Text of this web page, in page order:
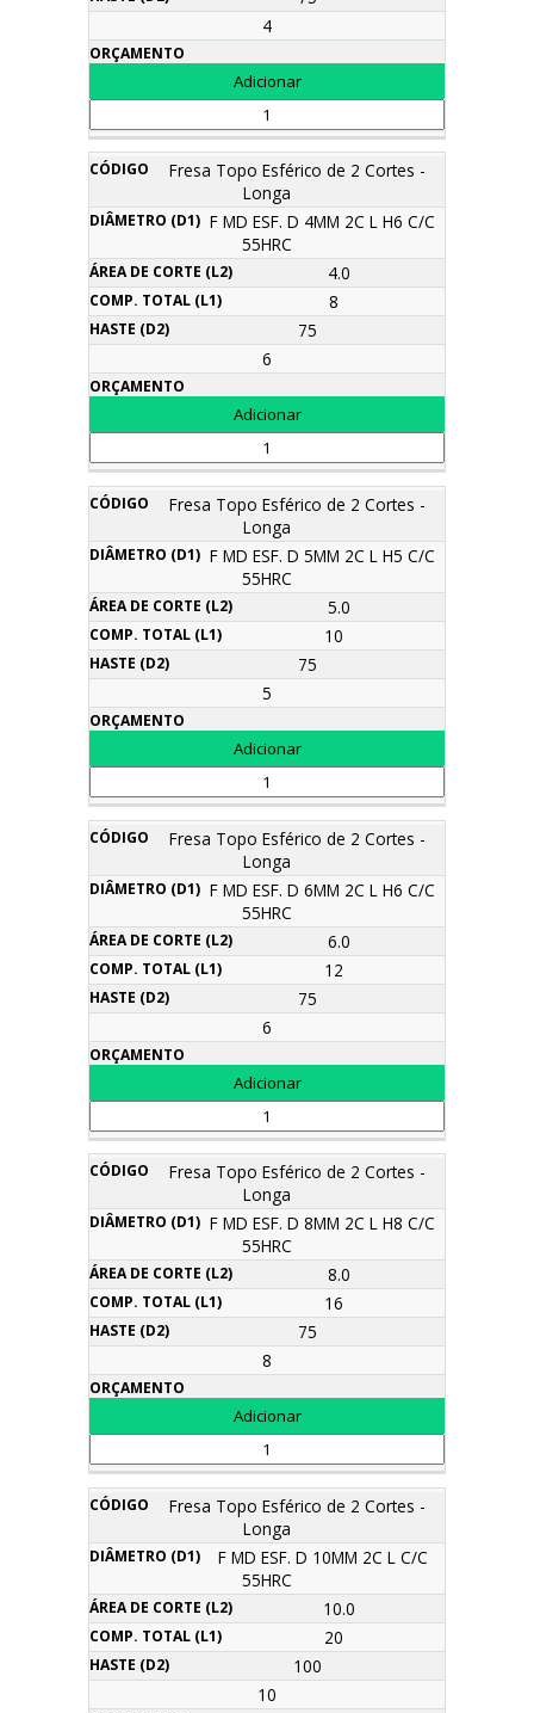
4
Fresa Topo Esférico de 2 Cortes -
Longa
F MD ESF. D 4MM 2C L H6 C/C
55HRC
4.0
8
75
6
Fresa Topo Esférico de 2 Cortes -
Longa
F MD ESF. D 5MM 2C L H5 C/C
55HRC
5.0
10
75
5
Fresa Topo Esférico de 2 Cortes -
Longa
F MD ESF. D 6MM 2C L H6 C/C
55HRC
6.0
12
75
6
Fresa Topo Esférico de 2 Cortes -
Longa
F MD ESF. D 8MM 2C L H8 C/C
55HRC
8.0
16
75
8
Fresa Topo Esférico de 2 Cortes -
Longa
F MD ESF. D 10MM 2C L C/C
55HRC
10.0
20
100
10